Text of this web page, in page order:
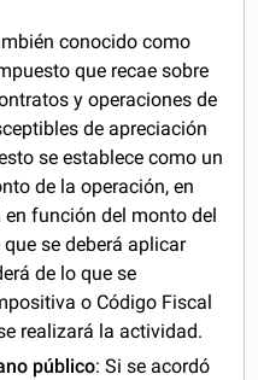
conocido como
que recae sobre
y operaciones de
de apreciación
se establece como un
de la operación, en
función del monto del
se deberá aplicar
de lo que se
o Código Fiscal
realizará la actividad.
público: Si se acordó